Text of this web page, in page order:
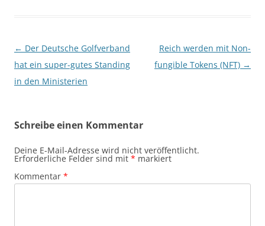
Beitragsnavigation
← Der Deutsche Golfverband
hat ein super-gutes Standing
in den Ministerien
Reich werden mit Non-
fungible Tokens (NFT) →
Schreibe einen Kommentar
Deine E-Mail-Adresse wird nicht veröffentlicht.
Erforderliche Felder sind mit * markiert
Kommentar *